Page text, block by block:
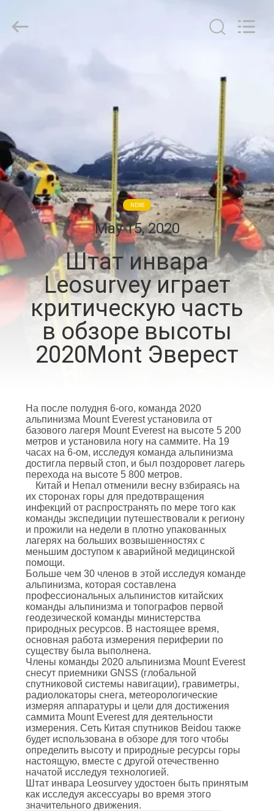
О
НАС
ПУТЕШЕСТВИЕ
ФАБРИКИ
ПРОВЕРКА
КАЧЕСТВА
СВЯЖИТЕСЬ
ЦИТАТУ
КАРТА
САЙТА
PRIVACY
POLICY
Instrument
Co.,Ltd.
NEWS
May 15, 2020
Штат инвара
Leosurvey играет
критическую часть
в обзоре высоты
2020Mont Эверест
На после полудня 6-ого, команда 2020
альпинизма Mount Everest установила от
базового лагеря Mount Everest на высоте 5 200
метров и установила ногу на саммите. На 19
часах на 6-ом, исследуя команда альпинизма
достигла первый стоп, и был поздоровет лагерь
перехода на высоте 5 800 метров.
Китай и Непал отменили весну взбираясь на
их сторонах горы для предотвращения
инфекций от распространять по мере того как
команды экспедиции путешествовали к региону
и прожили на недели в плотно упакованных
лагерях на больших возвышенностях с
меньшим доступом к аварийной медицинской
помощи.
Больше чем 30 членов в этой исследуя команде
альпинизма, которая составлена
профессиональных альпинистов китайских
команды альпинизма и топографов первой
геодезической команды министерства
природных ресурсов. В настоящее время,
основная работа измерения периферии по
существу была выполнена.
Члены команды 2020 альпинизма Mount Everest
снесут приемники GNSS (глобальной
спутниковой системы навигации), гравиметры,
радиолокаторы снега, метеорологические
измеряя аппаратуры и цели для достижения
саммита Mount Everest для деятельности
измерения. Сеть Китая спутников Beidou также
будет использована в обзоре для того чтобы
определить высоту и природные ресурсы горы
настоящую, вместе с другой отечественно
начатой исследуя технологией.
Штат инвара Leosurvey удостоен быть принятым
как исследуя аксессуары во время этого
значительного движения.